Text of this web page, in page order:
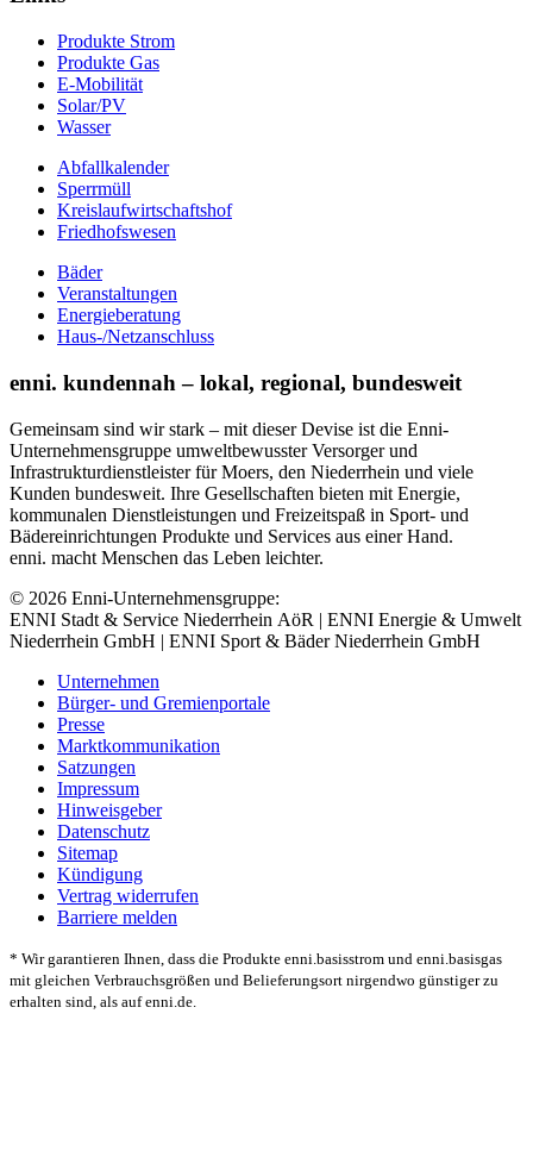
Produkte Strom
Produkte Gas
E-Mobilität
Solar/PV
Wasser
Abfallkalender
Sperrmüll
Kreislaufwirtschaftshof
Friedhofswesen
Bäder
Veranstaltungen
Energieberatung
Haus-/Netzanschluss
enni. kundennah – lokal, regional, bundesweit
Gemeinsam sind wir stark – mit dieser Devise ist die Enni-
Unternehmensgruppe umweltbewusster Versorger und
Infrastrukturdienstleister für Moers, den Niederrhein und viele
Kunden bundesweit. Ihre Gesellschaften bieten mit Energie,
kommunalen Dienstleistungen und Freizeitspaß in Sport- und
Bädereinrichtungen Produkte und Services aus einer Hand.
enni. macht Menschen das Leben leichter.
© 2026 Enni-Unternehmensgruppe:
ENNI Stadt & Service Niederrhein AöR | ENNI Energie & Umwelt
Niederrhein GmbH | ENNI Sport & Bäder Niederrhein GmbH
Unternehmen
Bürger- und Gremienportale
Presse
Marktkommunikation
Satzungen
Impressum
Hinweisgeber
Datenschutz
Sitemap
Kündigung
Vertrag widerrufen
Barriere melden
* Wir garantieren Ihnen, dass die Produkte enni.basisstrom und enni.basisgas
mit gleichen Verbrauchsgrößen und Belieferungsort nirgendwo günstiger zu
erhalten sind, als auf enni.de.